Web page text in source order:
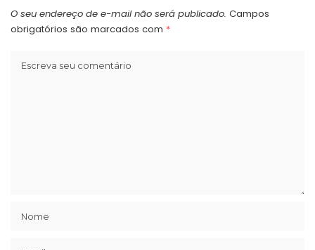
O seu endereço de e-mail não será publicado. Campos
obrigatórios são marcados com *